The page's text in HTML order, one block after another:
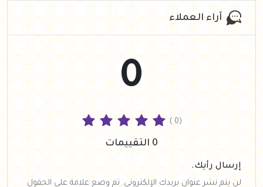
آراء العملاء
0
( 0)
0 التقييمات
إرسال رأيك.
لن يتم نشر عنوان بريدك الإلكتروني. تم وضع علامة على الحقول